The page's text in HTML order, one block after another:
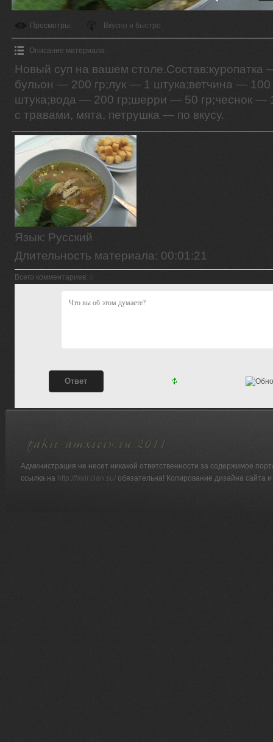
Просмотры: Вкусно и быстро
Описание материала:
Новый суп на вашем столе.Состав:куропатка
бульон — 200 гр;лук — 1 штука;ветчина —
штука;вода — 200 гр;шерри — 50 гр;чеснок —
с травами, мята, петрушка — по вкусу.
Язык: Русский
Длительность материала: 00:01:21
Всего комментариев:
Администрация не несет никакой ответственности за содержимое
ссылка на http://fakir.clan.su/ обязательна! Копирование дизайна сайта